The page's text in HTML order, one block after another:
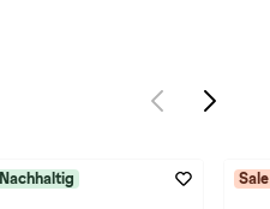
Nachhaltig Sale